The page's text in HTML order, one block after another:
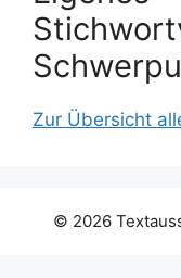
Zur Übersicht
© 2026